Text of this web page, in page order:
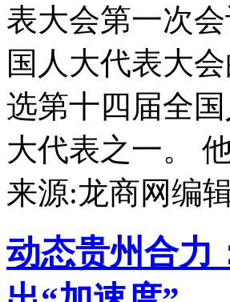
表大会第一次
国人大代表大
选第十四届全
大代表之一。
来源:龙商网编
动态贵州合力